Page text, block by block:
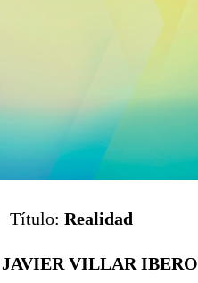
Título: Realidad
JAVIER VILLAR IBERO